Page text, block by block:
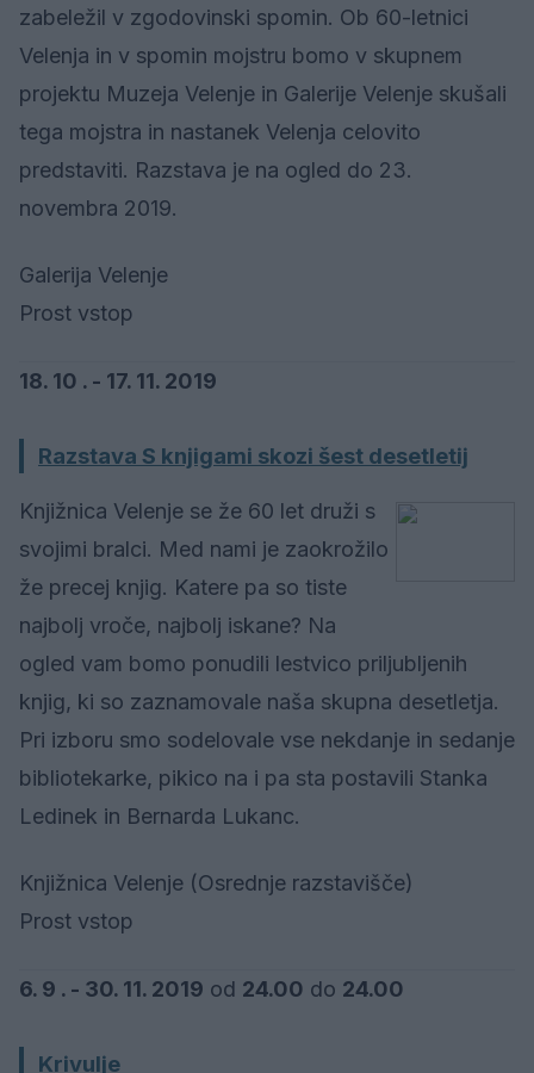
zabeležil v zgodovinski spomin. Ob 60-letnici
Velenja in v spomin mojstru bomo v skupnem
projektu Muzeja Velenje in Galerije Velenje skušali
tega mojstra in nastanek Velenja celovito
predstaviti. Razstava je na ogled do 23.
novembra 2019.
Galerija Velenje
Prost vstop
18. 10 . - 17. 11. 2019
Razstava S knjigami skozi šest desetletij
Knjižnica Velenje se že 60 let druži s
svojimi bralci. Med nami je zaokrožilo
že precej knjig. Katere pa so tiste
najbolj vroče, najbolj iskane? Na
ogled vam bomo ponudili lestvico priljubljenih
knjig, ki so zaznamovale naša skupna desetletja.
Pri izboru smo sodelovale vse nekdanje in sedanje
bibliotekarke, pikico na i pa sta postavili Stanka
Ledinek in Bernarda Lukanc.
Knjižnica Velenje (Osrednje razstavišče)
Prost vstop
6. 9 . - 30. 11. 2019 od 24.00 do 24.00
Krivulje